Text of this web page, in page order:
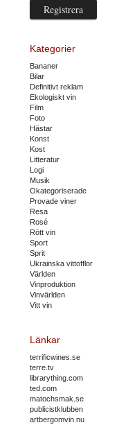
Kategorier
Bananer
Bilar
Definitivt reklam
Ekologiskt vin
Film
Foto
Hästar
Konst
Kost
Litteratur
Logi
Musik
Okategoriserade
Provade viner
Resa
Rosé
Rött vin
Sport
Sprit
Ukrainska vittofflor
Världen
Vinproduktion
Vinvärlden
Vitt vin
Länkar
terrificwines.se
terre.tv
librarything.com
ted.com
matochsmak.se
publicistklubben
artbergomvin.nu